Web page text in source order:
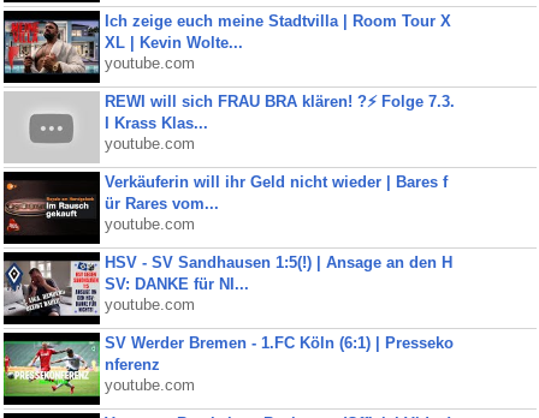
Ich zeige euch meine Stadtvilla | Room Tour X
XL | Kevin Wolte...
youtube.com
REWI will sich FRAU BRA klären! ?⚡️ Folge 7.3.
I Krass Klas...
youtube.com
Verkäuferin will ihr Geld nicht wieder | Bares f
ür Rares vom...
youtube.com
HSV - SV Sandhausen 1:5(!) | Ansage an den H
SV: DANKE für NI...
youtube.com
SV Werder Bremen - 1.FC Köln (6:1) | Presseko
nferenz
youtube.com